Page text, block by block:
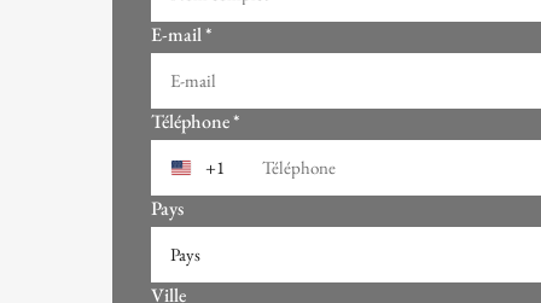
E-mail*
Téléphone*
+1
Pays
Ville